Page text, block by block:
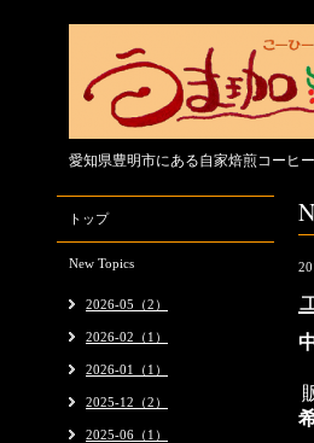
愛知県豊明市にある自家焙煎コーヒ
トップ
New Topics
2026-05（2）
2026-02（1）
2026-01（1）
2025-12（2）
2025-06（1）